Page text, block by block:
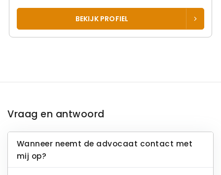
BEKIJK PROFIEL
Vraag en antwoord
Wanneer neemt de advocaat contact met
mij op?